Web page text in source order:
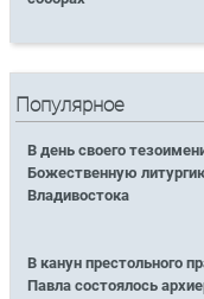
Популярное
В день своего
Божественную
Владивостока
В канун престольного
Павла состоялось